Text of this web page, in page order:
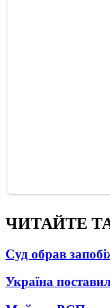
ЧИТАЙТЕ
Суд обрав
Україна